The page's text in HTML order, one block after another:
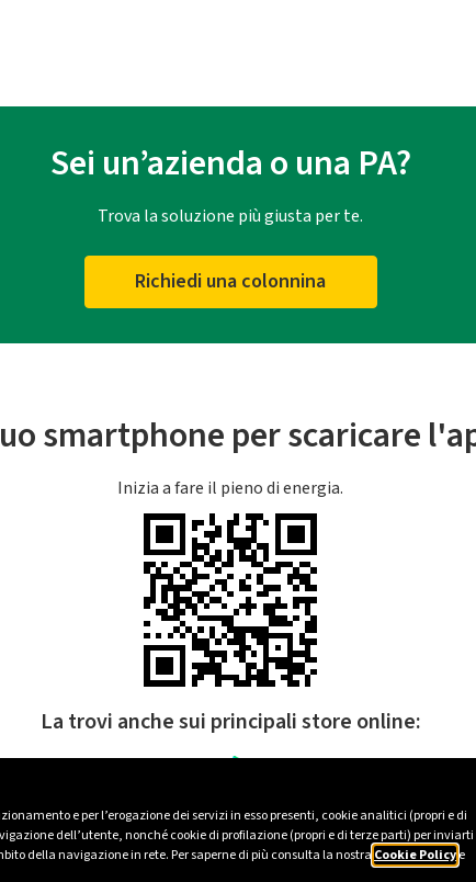
e per l’erogazione dei servizi in esso presenti, cookie analitici (propri e di
dell’utente, nonché cookie di profilazione (propri e di terze parti) per inviarti
della navigazione in rete. Per saperne di più consulta la nostra Cookie Policye
Sei un’azienda o una PA?
Trova la soluzione più giusta per te.
Richiedi una colonnina
smartphone per scaricare
Inizia a fare il pieno di energia.
La trovi anche sui principali store online: